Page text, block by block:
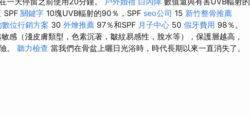
SPF 關鍵字 10塊UVB輻射的90％，SPF seo公司 15 新竹整骨推薦
位行銷方案 30 外燴推薦 97％和SPF 月子中心 50 假牙費用 98％。
感（淺皮膚類型，色素沉著，皺紋易感性，脫水等），保護層越高，
。 聽力檢查 當我們在骨盆上曬日光浴時，時代長期以來一直消失了。